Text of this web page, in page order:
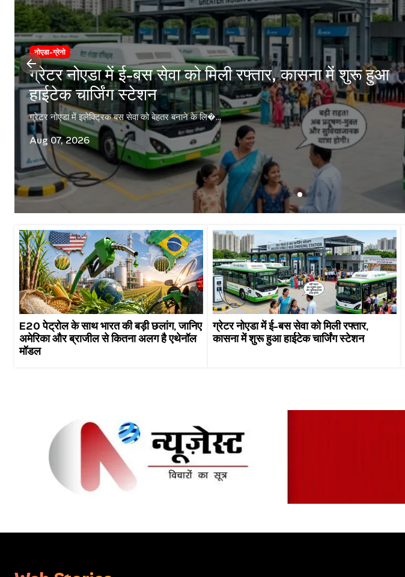
नोएडा-ग्रेनो
ग्रेटर नोएडा में ई-बस सेवा को मिली रफ्तार, कासना में शुरू हुआ
हाईटेक चार्जिंग स्टेशन
ग्रेटर नोएडा में इलेक्ट्रिक बस सेवा को बेहतर बनाने के लि�...
Aug 07, 2026
E20 पेट्रोल के साथ भारत की बड़ी छलांग, जानिए
अमेरिका और ब्राजील से कितना अलग है एथेनॉल
मॉडल
ग्रेटर नोएडा में ई-बस सेवा को मिली रफ्तार,
कासना में शुरू हुआ हाईटेक चार्जिंग स्टेशन